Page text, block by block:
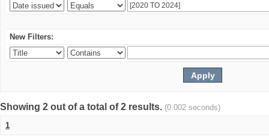
New Filters:
Showing 2 out of a total of 2 results. (0.002 seconds)
1